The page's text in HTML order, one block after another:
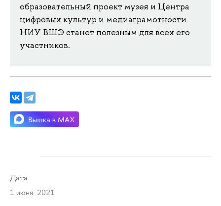
образовательный проект музея и Центра
цифровых культур и медиаграмотности
НИУ ВШЭ станет полезным для всех его
участников.
Дата
1 июня 2021